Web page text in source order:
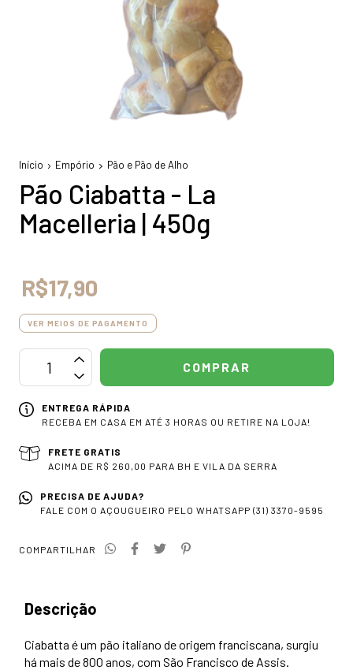
Início Empório Pão e Pão de Alho
Pão Ciabatta - La
Macelleria | 450g
R$17,90
VER MEIOS DE PAGAMENTO
ENTREGA RÁPIDA
RECEBA EM CASA EM ATÉ 3 HORAS OU RETIRE NA LOJA!
FRETE GRATIS
ACIMA DE R$ 260,00 PARA BH E VILA DA SERRA
PRECISA DE AJUDA?
FALE COM O AÇOUGUEIRO PELO WHATSAPP (31) 3370-9595
COMPARTILHAR
Descrição
Ciabatta é um pão italiano de origem franciscana, surgiu
há mais de 800 anos, com São Francisco de Assis.